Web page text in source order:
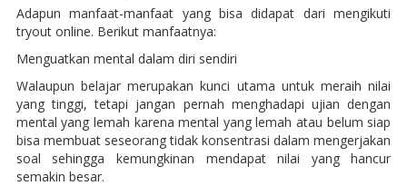
Adapun manfaat-manfaat yang bisa didapat dari mengikuti
tryout online. Berikut manfaatnya:
Menguatkan mental dalam diri sendiri
Walaupun belajar merupakan kunci utama untuk meraih nilai
yang tinggi, tetapi jangan pernah menghadapi ujian dengan
mental yang lemah karena mental yang lemah atau belum siap
bisa membuat seseorang tidak konsentrasi dalam mengerjakan
soal sehingga kemungkinan mendapat nilai yang hancur
semakin besar.